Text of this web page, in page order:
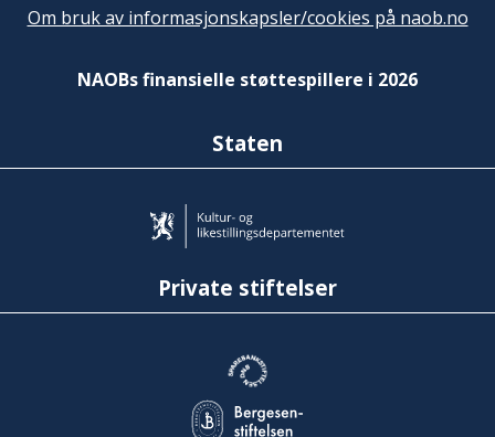
Om bruk av informasjonskapsler/cookies på naob.no
NAOBs finansielle støttespillere i 2026
Staten
Private stiftelser